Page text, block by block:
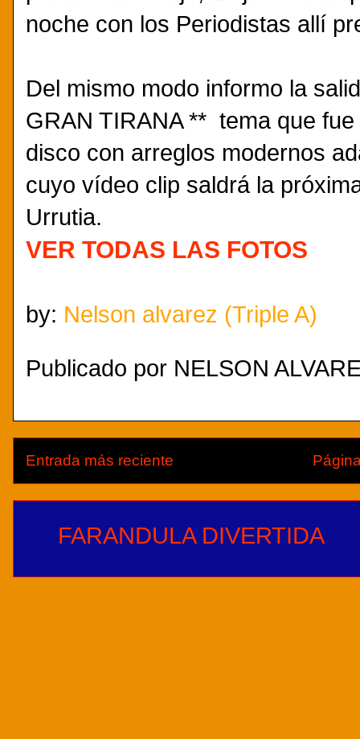
noche con los Periodistas allí
Del mismo modo informo la
GRAN TIRANA ** tema que
disco con arreglos modernos
cuyo vídeo clip saldrá la
Urrutia.
VER TODAS LAS FOTOS
by: Nelson alvarez (Triple A)
Publicado por NELSON
Entrada más reciente
FARANDULA DIVERTIDA